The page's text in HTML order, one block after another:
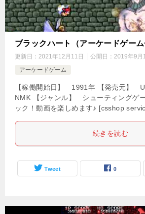
ブラックハート（アーケードゲー
更新日： 2021年12月11日 公開日： 2019年9月
アーケードゲーム
【稼働開始日】 1991年 【発売元】
NMK 【ジャンル】 シューティングゲ
ック！動画を楽しめます♪ [csshop
続きを読む
Tweet 0